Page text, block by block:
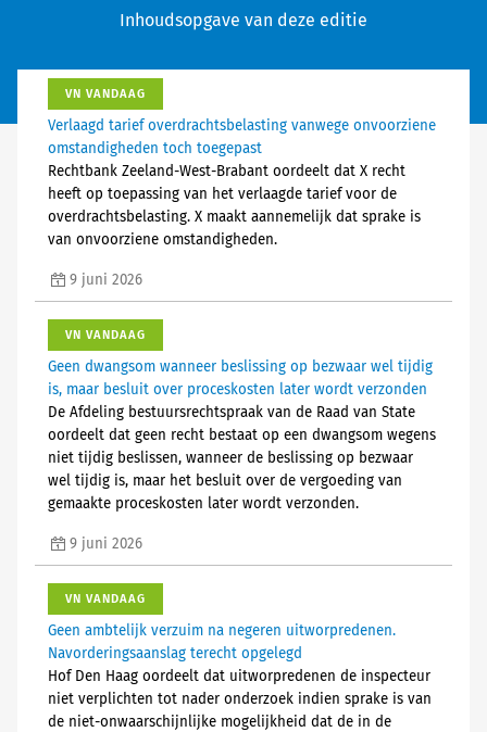
Inhoudsopgave van deze editie
VN VANDAAG
Verlaagd tarief overdrachtsbelasting vanwege onvoorziene
omstandigheden toch toegepast
Rechtbank Zeeland-West-Brabant oordeelt dat X recht
heeft op toepassing van het verlaagde tarief voor de
overdrachtsbelasting. X maakt aannemelijk dat sprake is
van onvoorziene omstandigheden.
9 juni 2026
VN VANDAAG
Geen dwangsom wanneer beslissing op bezwaar wel tijdig
is, maar besluit over proceskosten later wordt verzonden
De Afdeling bestuursrechtspraak van de Raad van State
oordeelt dat geen recht bestaat op een dwangsom wegens
niet tijdig beslissen, wanneer de beslissing op bezwaar
wel tijdig is, maar het besluit over de vergoeding van
gemaakte proceskosten later wordt verzonden.
9 juni 2026
VN VANDAAG
Geen ambtelijk verzuim na negeren uitworpredenen.
Navorderingsaanslag terecht opgelegd
Hof Den Haag oordeelt dat uitworpredenen de inspecteur
niet verplichten tot nader onderzoek indien sprake is van
de niet-onwaarschijnlijke mogelijkheid dat de in de